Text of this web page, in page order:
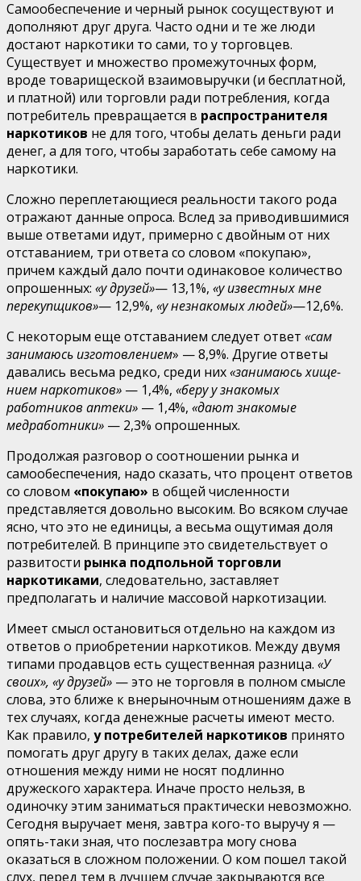
Самообеспечение и черный рынок сосуществуют и
допол­няют друг друга. Часто одни и те же люди
достают нарко­тики то сами, то у торговцев.
Существует и множество промежуточных форм,
вроде товарищеской взаимовыручки (и бесплатной,
и платной) или торговли ради потребления, когда
потребитель превращается в распространителя
наркотиков не для того, чтобы делать деньги ради
денег, а для того, чтобы заработать себе самому на
наркотики.
Сложно переплетающиеся реальности такого рода
отра­жают данные опроса. Вслед за приводившимися
выше ответами идут, примерно с двойным от них
отставанием, три ответа со словом «покупаю»,
причем каждый дало почти одинаковое количество
опрошенных: «у друзей»— 13,1%, «у известных мне
перекупщиков»— 12,9%, «у незнакомых людей»—12,6%.
С некоторым еще отставанием следует ответ «сам
занимаюсь изготовлением» — 8,9%. Другие от­веты
давались весьма редко, среди них«занимаюсь хище­
нием наркотиков» — 1,4%, «беру у знакомых
работников аптеки» — 1,4%, «дают знакомые
медработники» — 2,3% опрошенных.
Продолжая разговор о соотношении рынка и
самообес­печения, надо сказать, что процент ответов
со словом «по­купаю» в общей численности
представляется довольно вы­соким. Во всяком случае
ясно, что это не единицы, а весьма ощутимая доля
потребителей. В принципе это свидетельству­ет о
развитости рынка подпольной торговли
наркотиками, следовательно, заставляет
предполагать и наличие массо­вой наркотизации.
Имеет смысл остановиться отдельно на каждом из
отве­тов о приобретении наркотиков. Между двумя
типами про­давцов есть существенная разница. «У
своих», «у друзей» — это не торговля в полном смысле
слова, это ближе к вне­рыночным отношениям даже в
тех случаях, когда денежные расчеты имеют место.
Как правило, у потребителей наркоти­ков принято
помогать друг другу в таких делах, даже если
отношения между ними не носят подлинно
дружеского характера. Иначе просто нельзя, в
одиночку этим занимать­ся практически невозможно.
Сегодня выручает меня, завтра кого-то выручу я —
опять-таки зная, что послезавтра могу снова
оказаться в сложном положении. О ком пошел такой
слух, перед тем в лучшем случае закрываются все